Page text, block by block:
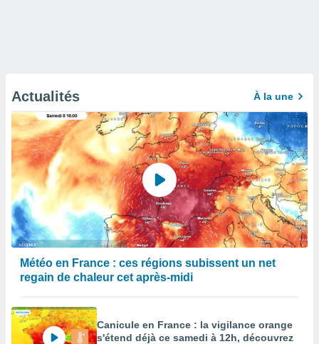
Actualités À la une
Météo en France : ces régions subissent un net
regain de chaleur cet après-midi
Canicule en France : la vigilance orange
s'étend déjà ce samedi à 12h, découvrez